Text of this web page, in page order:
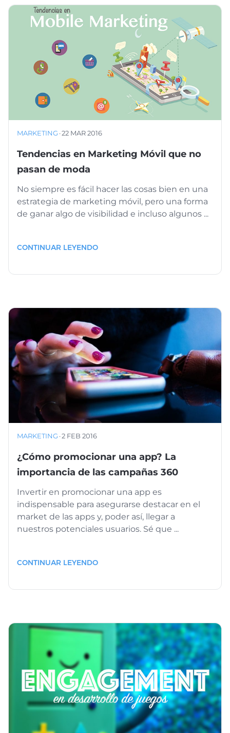
MARKETING ·22 MAR 2016
Tendencias en Marketing Móvil que no
pasan de moda
No siempre es fácil hacer las cosas bien en una
estrategia de marketing móvil, pero una forma
de ganar algo de visibilidad e incluso algunos ...
CONTINUAR LEYENDO
MARKETING ·2 FEB 2016
¿Cómo promocionar una app? La
importancia de las campañas 360
Invertir en promocionar una app es
indispensable para asegurarse destacar en el
market de las apps y, poder así, llegar a
nuestros potenciales usuarios. Sé que ...
CONTINUAR LEYENDO